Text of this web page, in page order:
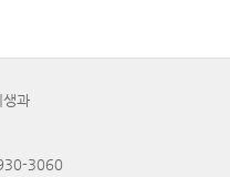
생과
3060